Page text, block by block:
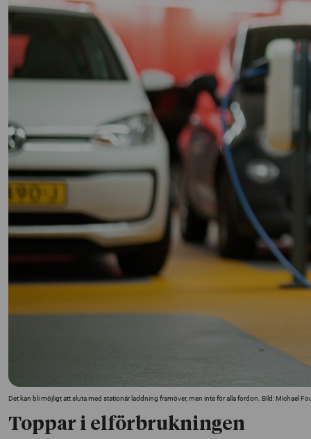
Det kan bli möjligt att sluta med stationär laddning framöver, men inte för alla fordon. Bild: Michael
Toppar i elförbrukningen